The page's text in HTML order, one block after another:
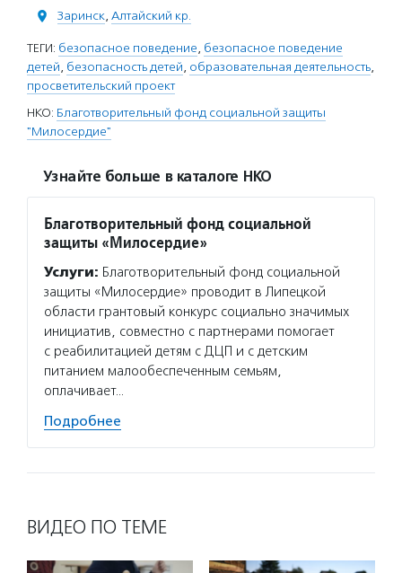
Заринск, Алтайский кр.
ТЕГИ: безопасное поведение, безопасное поведение
детей, безопасность детей, образовательная деятельность,
просветительский проект
НКО: Благотворительный фонд социальной защиты
"Милосердие"
Узнайте больше в каталоге НКО
Благотворительный фонд социальной
защиты «Милосердие»
Услуги: Благотворительный фонд социальной
защиты «Милосердие» проводит в Липецкой
области грантовый конкурс социально значимых
инициатив, совместно с партнерами помогает
с реабилитацией детям с ДЦП и с детским
питанием малообеспеченным семьям,
оплачивает…
Подробнее
ВИДЕО ПО ТЕМЕ